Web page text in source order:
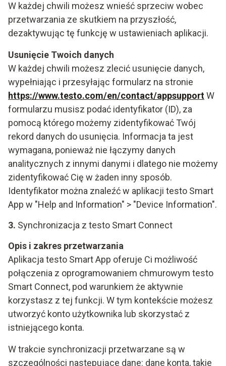
W każdej chwili możesz wnieść sprzeciw wobec
przetwarzania ze skutkiem na przyszłość,
dezaktywując tę funkcję w ustawieniach aplikacji.
Usunięcie Twoich danych
W każdej chwili możesz zlecić usunięcie danych,
wypełniając i przesyłając formularz na stronie
https://www.testo.com/en/contact/appsupportW
formularzu musisz podać identyfikator (ID), za
pomocą którego możemy zidentyfikować Twój
rekord danych do usunięcia. Informacja ta jest
wymagana, ponieważ nie łączymy danych
analitycznych z innymi danymi i dlatego nie możemy
zidentyfikować Cię w żaden inny sposób.
Identyfikator można znaleźć w aplikacji testo Smart
App w "Help and Information" > "Device Information".
3. Synchronizacja z testo Smart Connect
Opis i zakres przetwarzania
Aplikacja testo Smart App oferuje Ci możliwość
połączenia z oprogramowaniem chmurowym testo
Smart Connect, pod warunkiem że aktywnie
korzystasz z tej funkcji. W tym kontekście możesz
utworzyć konto użytkownika lub skorzystać z
istniejącego konta.
W trakcie synchronizacji przetwarzane są w
szczególności następujące dane: dane konta, takie